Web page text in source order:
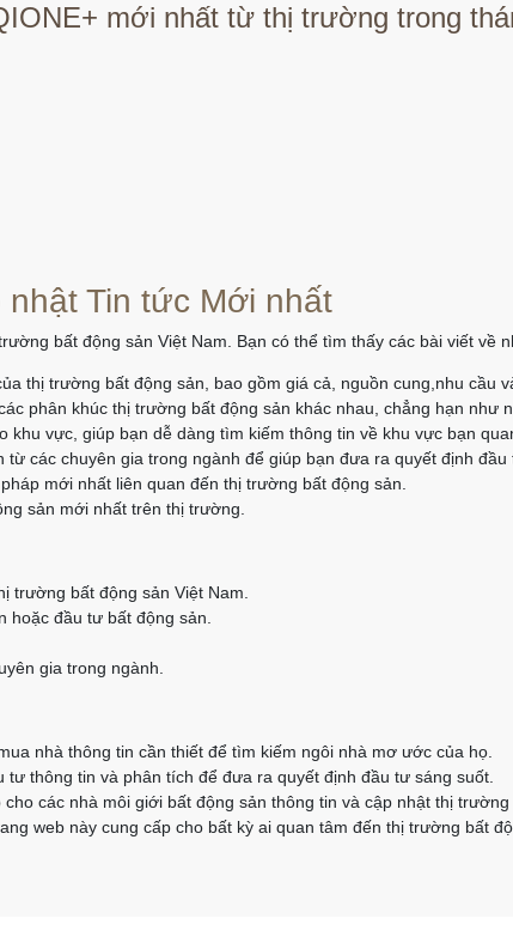
mới nhất từ thị trường trong
Tin tức Mới nhất
bất động sản Việt Nam. Bạn có thể tìm thấy các bài viết về
thị trường bất động sản, bao gồm giá cả, nguồn cung,nhu cầu
phân khúc thị trường bất động sản khác nhau, chẳng hạn như
vực, giúp bạn dễ dàng tìm kiếm thông tin về khu vực bạn
các chuyên gia trong ngành để giúp bạn đưa ra quyết định đầu
mới nhất liên quan đến thị trường bất động sản.
sản mới nhất trên thị trường.
trường bất động sản Việt Nam.
hoặc đầu tư bất động sản.
gia trong ngành.
nhà thông tin cần thiết để tìm kiếm ngôi nhà mơ ước của họ.
thông tin và phân tích để đưa ra quyết định đầu tư sáng suốt.
các nhà môi giới bất động sản thông tin và cập nhật thị
web này cung cấp cho bất kỳ ai quan tâm đến thị trường bất